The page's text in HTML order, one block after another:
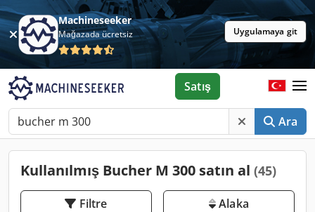
Machineseeker
Mağazada ücretsiz Uygulamaya git
Ara
Satış
Kullanılmış Bucher M 300 satın al (45)
Filtre Alaka